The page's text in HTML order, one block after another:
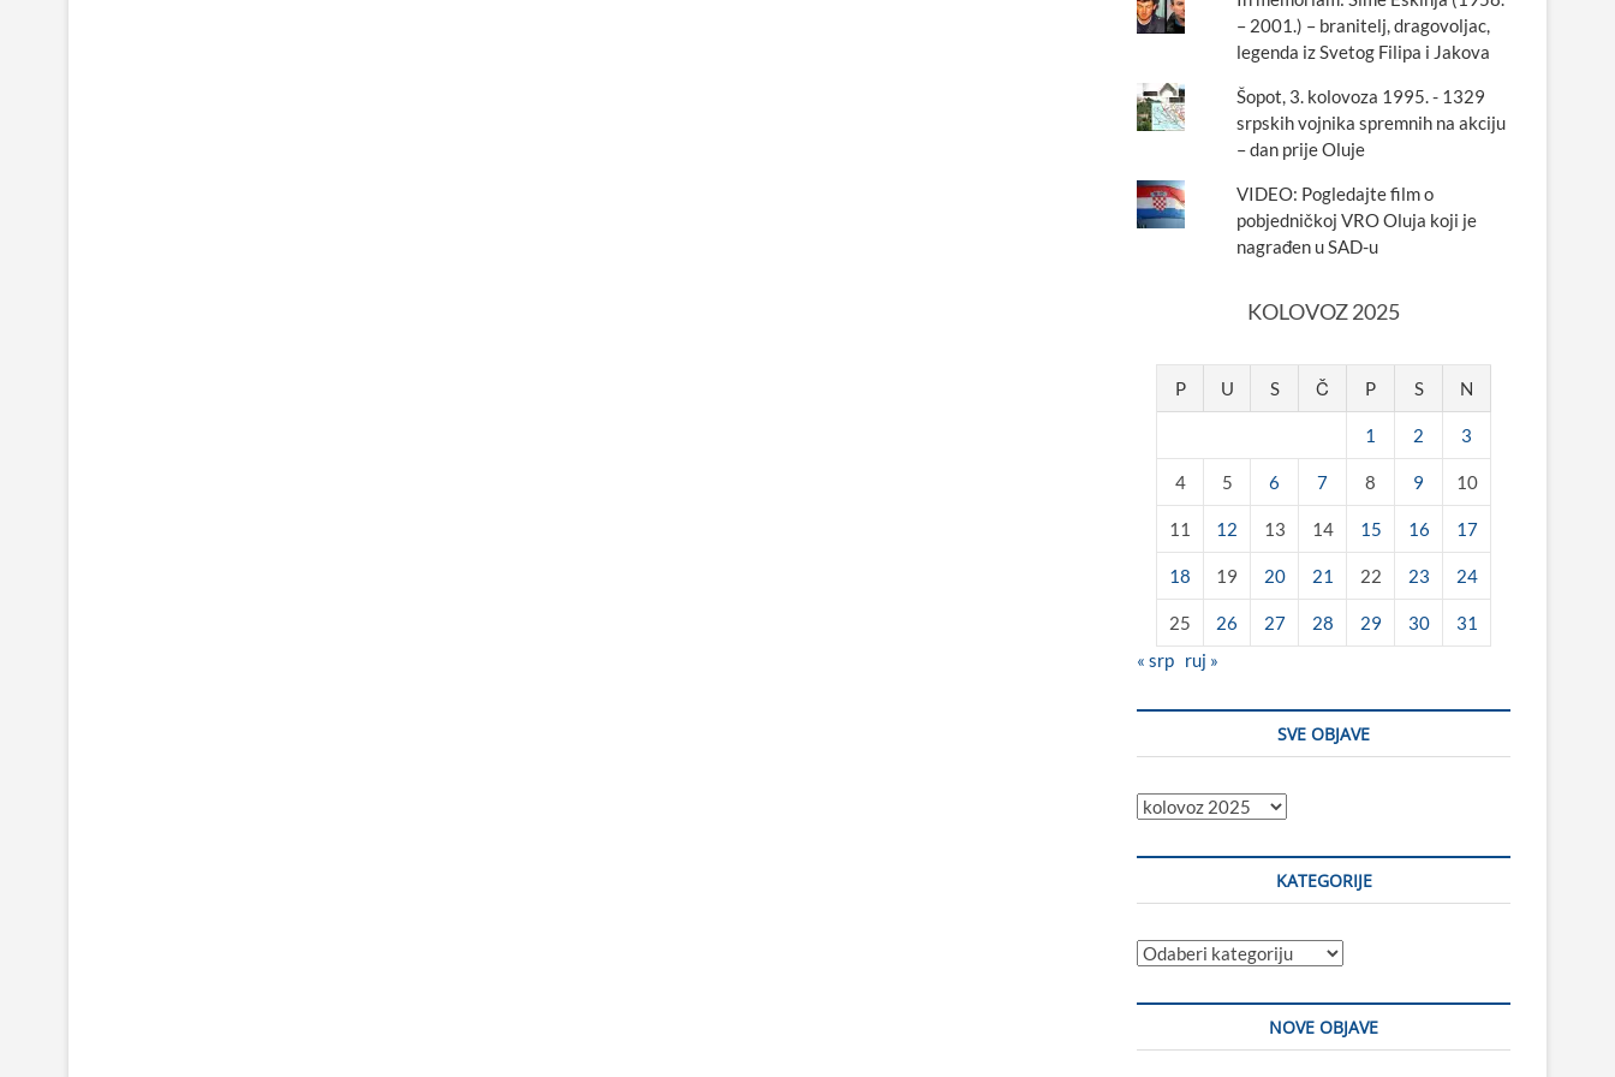
– 2001.) – branitelj, dragovoljac,
legenda iz Svetog Filipa i Jakova
Šopot, 3. kolovoza 1995. - 1329
srpskih vojnika spremnih na akciju
– dan prije Oluje
VIDEO: Pogledajte film o
pobjedničkoj VRO Oluja koji je
nagrađen u SAD-u
KOLOVOZ 2025
P U S Č P S N
1 2 3
4 5 6 7 8 9 10
11 12 13 14 15 16 17
18 19 20 21 22 23 24
25 26 27 28 29 30
31
« srp ruj »
SVE OBJAVE
Sve
KATEGORIJE
Kategorije
NOVE OBJAVE